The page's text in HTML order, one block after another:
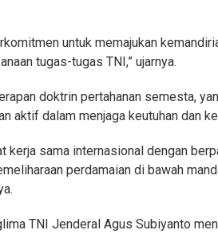
untuk memajukan
tugas-tugas TNI,” ujarnya.
doktrin pertahanan semesta,
aktif dalam menjaga keutuhan dan
kerja sama internasional dengan
perdamaian di bawah
TNI Jenderal Agus Subiyanto